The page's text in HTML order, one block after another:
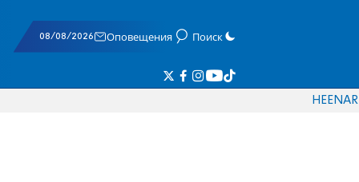
08/08/2026 Оповещения Поиск
HEENAR